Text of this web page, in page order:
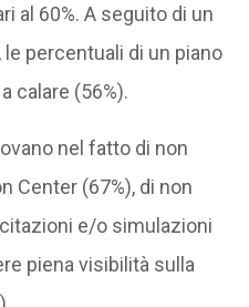
al 60%. A seguito di un
percentuali di un piano
calare (56%).
nel fatto di non
Center (67%), di non
e/o simulazioni
piena visibilità sulla